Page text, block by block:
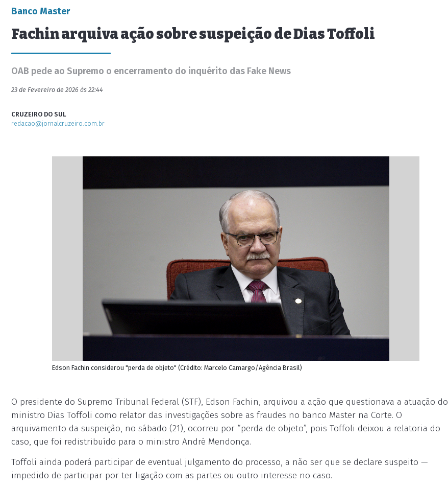
Banco Master
Fachin arquiva ação sobre suspeição de Dias Toffoli
OAB pede ao Supremo o encerramento do inquérito das Fake News
23 de Fevereiro de 2026 às 22:44
CRUZEIRO DO SUL
redacao@jornalcruzeiro.com.br
Edson Fachin considerou "perda de objeto" (Crédito: Marcelo Camargo/Agência Brasil)
O presidente do Supremo Tribunal Federal (STF), Edson Fachin, arquivou a ação que questionava a atuação do
ministro Dias Toffoli como relator das investigações sobre as fraudes no banco Master na Corte. O
arquivamento da suspeição, no sábado (21), ocorreu por “perda de objeto”, pois Toffoli deixou a relatoria do
caso, que foi redistribuído para o ministro André Mendonça.
Toffoli ainda poderá participar de eventual julgamento do processo, a não ser que se declare suspeito —
impedido de participar por ter ligação com as partes ou outro interesse no caso.